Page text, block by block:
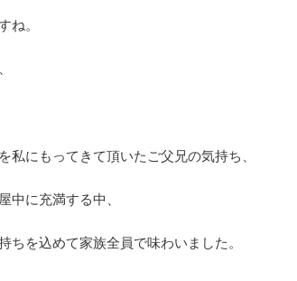
ね。
私にもってきて頂いたご父兄の気持ち、
中に充満する中、
ちを込めて家族全員で味わいました。